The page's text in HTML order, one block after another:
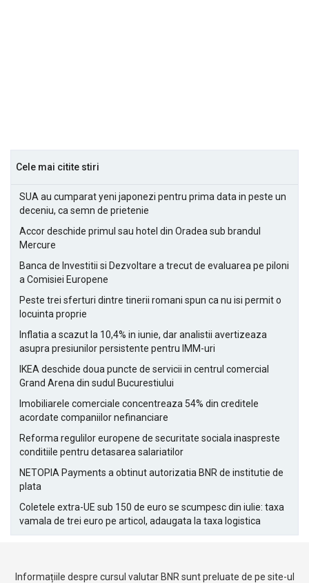
Cele mai citite stiri
SUA au cumparat yeni japonezi pentru prima data in peste un
deceniu, ca semn de prietenie
Accor deschide primul sau hotel din Oradea sub brandul
Mercure
Banca de Investitii si Dezvoltare a trecut de evaluarea pe piloni
a Comisiei Europene
Peste trei sferturi dintre tinerii romani spun ca nu isi permit o
locuinta proprie
Inflatia a scazut la 10,4% in iunie, dar analistii avertizeaza
asupra presiunilor persistente pentru IMM-uri
IKEA deschide doua puncte de servicii in centrul comercial
Grand Arena din sudul Bucurestiului
Imobiliarele comerciale concentreaza 54% din creditele
acordate companiilor nefinanciare
Reforma regulilor europene de securitate sociala inaspreste
conditiile pentru detasarea salariatilor
NETOPIA Payments a obtinut autorizatia BNR de institutie de
plata
Coletele extra-UE sub 150 de euro se scumpesc din iulie: taxa
vamala de trei euro pe articol, adaugata la taxa logistica
Informațiile despre cursul valutar BNR sunt preluate de pe site-ul